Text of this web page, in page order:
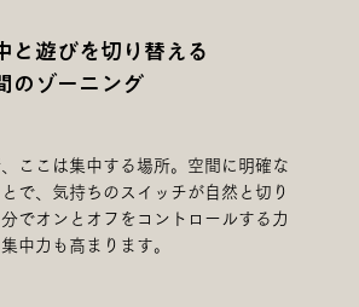
と遊びを切り替える
のゾーニング
ここは集中する場所。空間に明確な
で、気持ちのスイッチが自然と切り
でオンとオフをコントロールする力
中力も高まります。